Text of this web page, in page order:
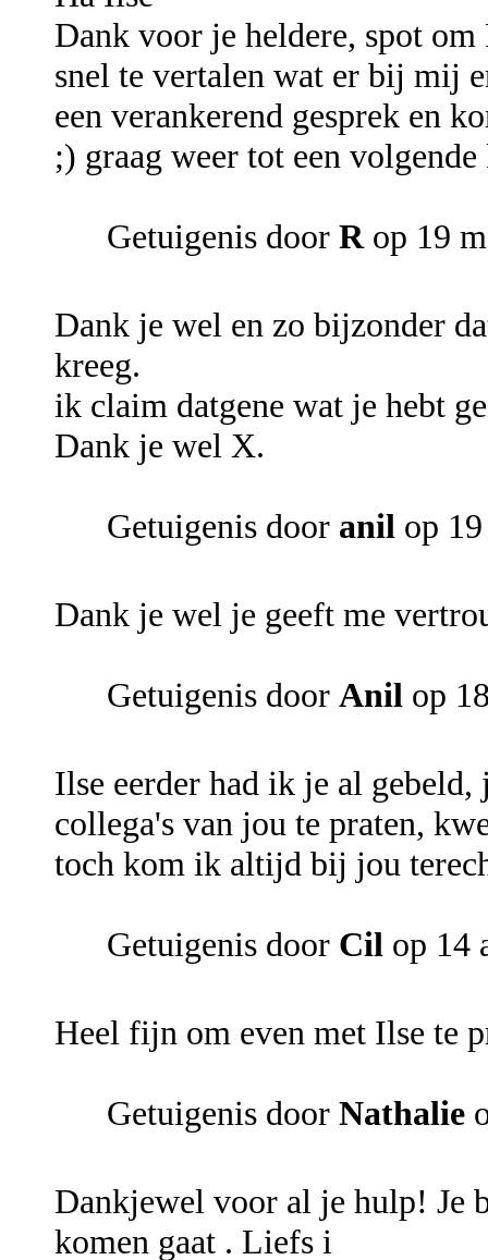
Dank voor je heldere, spot
snel te vertalen wat er bij mij
een verankerend gesprek en
;) graag weer tot een
Getuigenis door Rop 19
Dank je wel en zo bijzonder
kreeg.
ik claim datgene wat je hebt
Dank je wel X.
Getuigenis door anil op
Dank je wel je geeft me
Getuigenis door Anil op
Ilse eerder had ik je al gebeld,
collega's van jou te praten,
toch kom ik altijd bij jou
Getuigenis door Cil op 14
Heel fijn om even met Ilse te
Getuigenis door Nathalie
Dankjewel voor al je hulp! Je
komen gaat . Liefs i